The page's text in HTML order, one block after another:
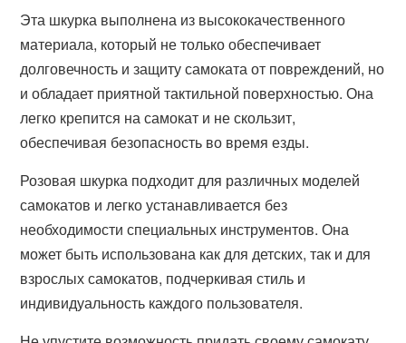
Эта шкурка выполнена из высококачественного
материала, который не только обеспечивает
долговечность и защиту самоката от повреждений, но
и обладает приятной тактильной поверхностью. Она
легко крепится на самокат и не скользит,
обеспечивая безопасность во время езды.
Розовая шкурка подходит для различных моделей
самокатов и легко устанавливается без
необходимости специальных инструментов. Она
может быть использована как для детских, так и для
взрослых самокатов, подчеркивая стиль и
индивидуальность каждого пользователя.